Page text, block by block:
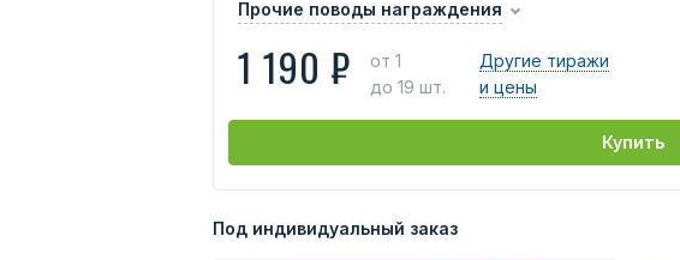
Прочие поводы награждения
1 190 ₽
от 1
до 19 шт.
Другие тиражи
и цены
Купить
Под индивидуальный заказ